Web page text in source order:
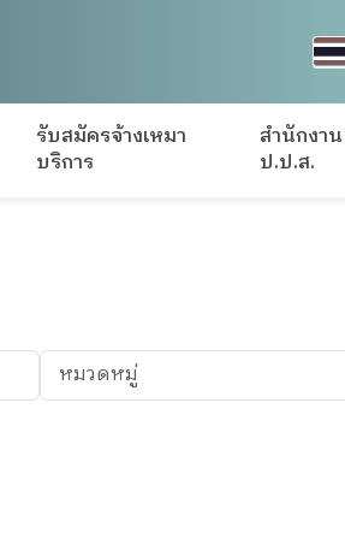
รับสมัครจ้างเหมา
บริการ
สำนักงาน
ป.ป.ส.
หมวดหมู่